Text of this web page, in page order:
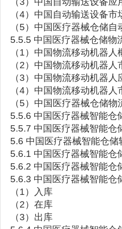
（4）中国自动输送设备市
（5）中国医疗器械仓储
5.5.5 中国医疗器械仓储物
（1）中国物流移动机器
（2）中国物流移动机器
（3）中国物流移动机器
（4）中国物流移动机器人
（5）中国医疗器械仓储
5.5.6 中国医疗器械智能仓
5.5.7 中国医疗器械智能仓
5.6 中国医疗器械智能仓
5.6.1 中国医疗器械智能仓
5.6.2 中国医疗器械智能仓
5.6.3 中国医疗器械智能仓
（1）入库
（2）在库
（3）出库